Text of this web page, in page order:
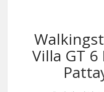
Villa GT